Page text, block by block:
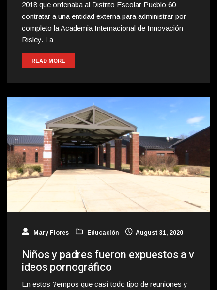
2018 que ordenaba al Distrito Escolar Pueblo 60
contratar a una entidad externa para administrar por
completo la Academia Internacional de Innovación
Risley. La
READ MORE
Mary Flores Educación August 31, 2020
Niños y padres fueron expuestos a v
ideos pornográfico
En estos ?empos que casí todo tipo de reuniones y